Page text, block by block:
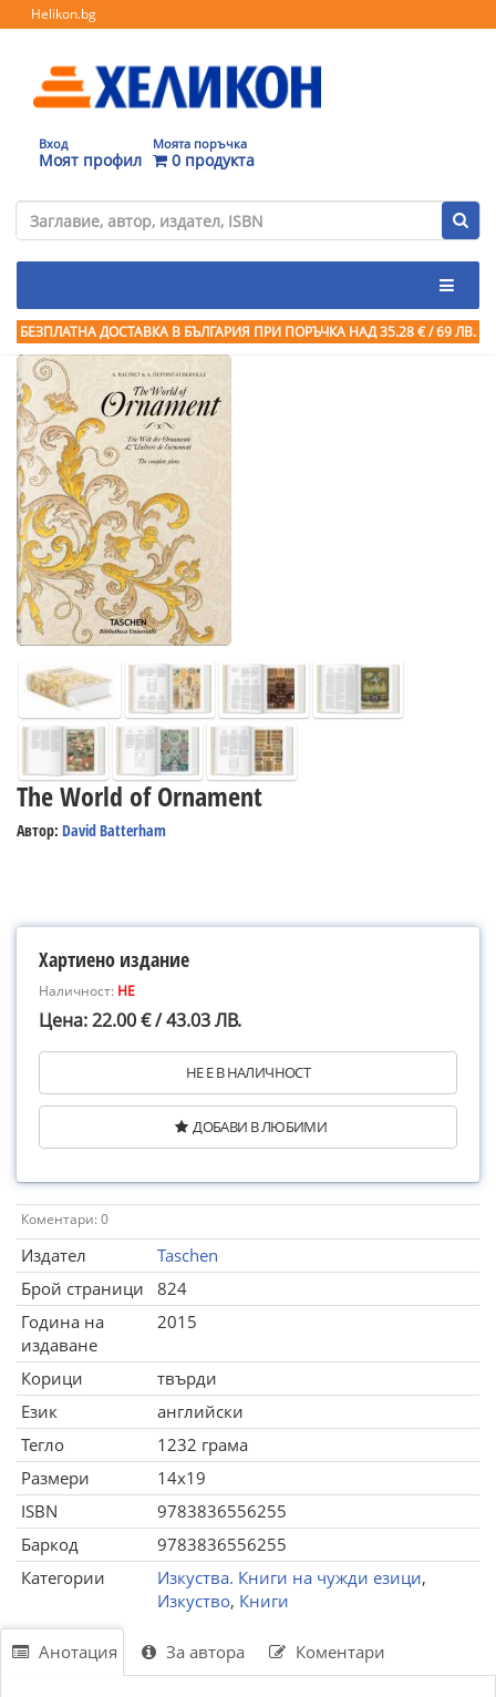
Helikon.bg
Вход
Моят профил
Моята поръчка
0 продукта
БЕЗПЛАТНА ДОСТАВКА В БЪЛГАРИЯ ПРИ ПОРЪЧКА НАД 35.28 € / 69 ЛВ.
The World of Ornament
Автор: David Batterham
Хартиено издание
Наличност: НЕ
Цена: 22.00 € / 43.03 ЛВ.
НЕ Е В НАЛИЧНОСТ
ДОБАВИ В ЛЮБИМИ
Коментари: 0
Издател
Taschen
Брой страници
824
Година на
издаване
2015
Корици
твърди
Език
английски
Тегло
1232 грама
Размери
14x19
ISBN
9783836556255
Баркод
9783836556255
Категории
Изкуства. Книги на чужди езици,
Изкуство, Книги
Анотация За автора Коментари